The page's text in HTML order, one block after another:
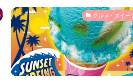
グルメ・スイー